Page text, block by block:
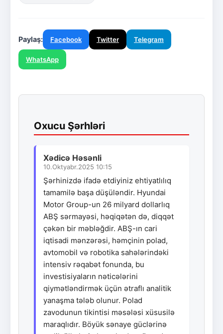
Paylaş: Facebook Twitter Telegram
WhatsApp
Oxucu Şərhləri
Xədicə Həsənli
10.Oktyabr.2025 10:15
Şərhinizdə ifadə etdiyiniz ehtiyatlılıq
tamamilə başa düşüləndir. Hyundai
Motor Group-un 26 milyard dollarlıq
ABŞ sərmayəsi, həqiqətən də, diqqət
çəkən bir məbləğdir. ABŞ-ın cari
iqtisadi mənzərəsi, həmçinin polad,
avtomobil və robotika sahələrindəki
intensiv rəqabət fonunda, bu
investisiyaların nəticələrini
qiymətləndirmək üçün ətraflı analitik
yanaşma tələb olunur. Polad
zavodunun tikintisi məsələsi xüsusilə
maraqlıdır. Böyük sənaye güclərinə